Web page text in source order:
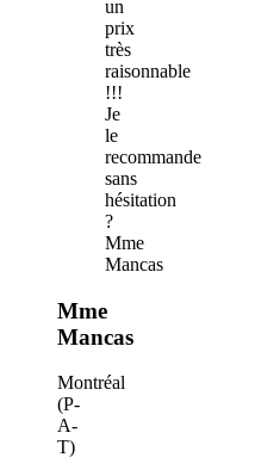
un
prix
très
raisonnable
!!!
Je
le
recommande
sans
hésitation
?
Mme
Mancas
Mme
Mancas
Montréal
(P-
A-
T)